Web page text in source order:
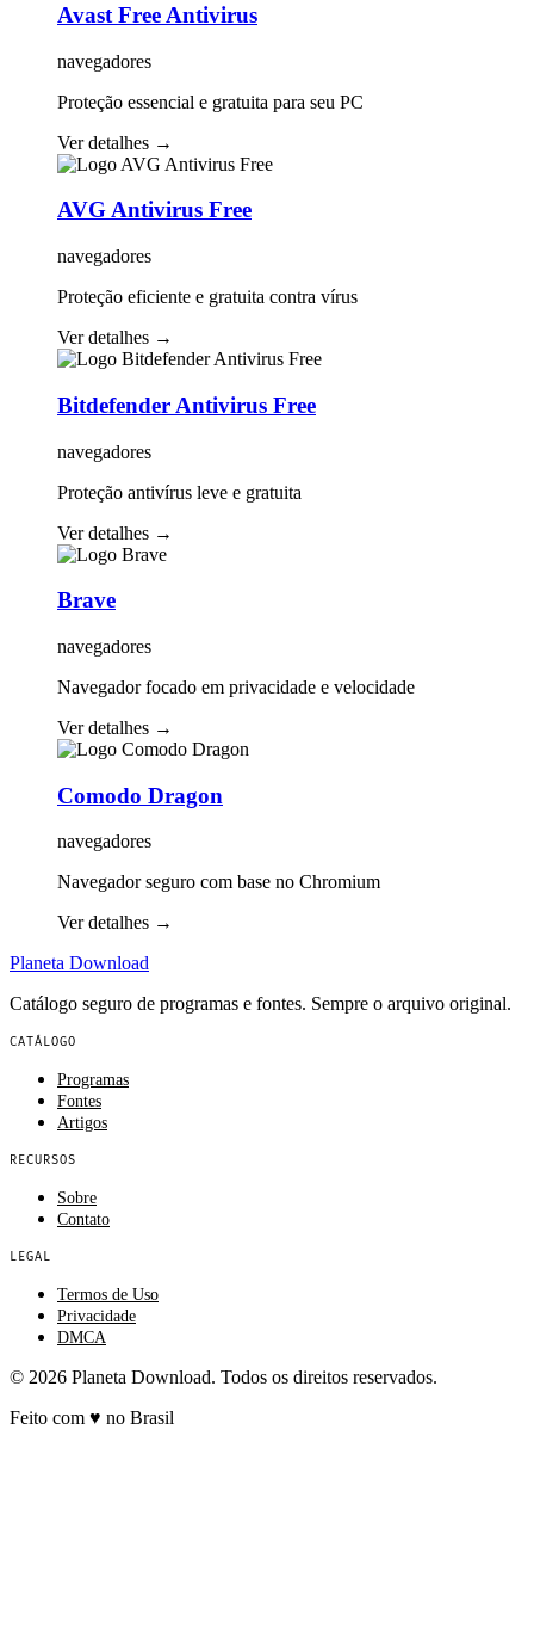
Avast Free Antivirus
navegadores
Proteção essencial e gratuita para seu PC
Ver detalhes →
AVG Antivirus Free
navegadores
Proteção eficiente e gratuita contra vírus
Ver detalhes →
Bitdefender Antivirus Free
navegadores
Proteção antivírus leve e gratuita
Ver detalhes →
Brave
navegadores
Navegador focado em privacidade e velocidade
Ver detalhes →
Comodo Dragon
navegadores
Navegador seguro com base no Chromium
Ver detalhes →
Planeta Download
Catálogo seguro de programas e fontes. Sempre o arquivo original.
CATÁLOGO
Programas
Fontes
Artigos
RECURSOS
Sobre
Contato
LEGAL
Termos de Uso
Privacidade
DMCA
© 2026 Planeta Download. Todos os direitos reservados.
Feito com ♥ no Brasil